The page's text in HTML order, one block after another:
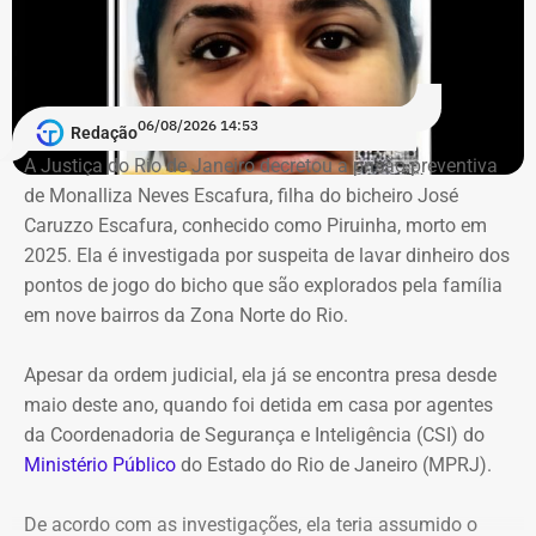
O projeto imobiliário, de responsabilidade da RJZ Cyrela,
é inspirador em um modelo parecido ao que já acontece
na Península, no Rio2 e no Centro Metropolitano. A
proposta foi aprovada pela Prefeitura do Rio no fim do
ano passado e prevê um investimento de quase R$ 35
milhões.
*Com informações do Diário do Rio.
Redação06/08/2026 14:53
A Justiça do Rio de Janeiro decretou a prisão preventiva
de Monalliza Neves Escafura, filha do bicheiro José
Caruzzo Escafura, conhecido como Piruinha, morto em
2025. Ela é investigada por suspeita de lavar dinheiro dos
pontos de jogo do bicho que são explorados pela família
em nove bairros da Zona Norte do Rio.
Apesar da ordem judicial, ela já se encontra presa desde
maio deste ano, quando foi detida em casa por agentes
da Coordenadoria de Segurança e Inteligência (CSI) do
Ministério Público do Estado do Rio de Janeiro (MPRJ).
De acordo com as investigações, ela teria assumido o